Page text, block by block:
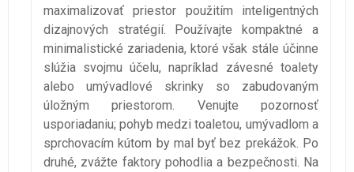
maximalizovať priestor použitím inteligentných
dizajnových stratégií. Používajte kompaktné a
minimalistické zariadenia, ktoré však stále účinne
slúžia svojmu účelu, napríklad závesné toalety
alebo umývadlové skrinky so zabudovaným
úložným priestorom. Venujte pozornosť
usporiadaniu; pohyb medzi toaletou, umývadlom a
sprchovacím kútom by mal byť bez prekážok. Po
druhé, zvážte faktory pohodlia a bezpečnosti. Na